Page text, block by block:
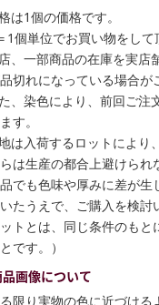
は1個の価格です。
1個単位でお買い物をして
、一部商品の在庫を実店
切れになっている場合が
、染色により、前回ご注
す。
は入荷するロットにより
は生産の都合上避けられ
でも色味や厚みに差が
たうえで、ご購入を検討
ットとは、同じ条件のも
です。）
画像について
限り実物の色に近づけ